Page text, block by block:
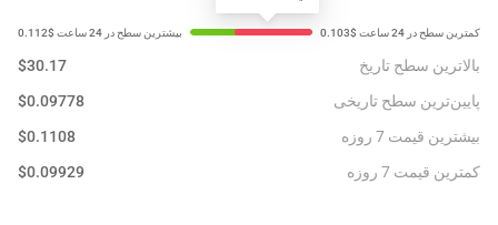
بالاترین سطح تاریخ $30.17
پایین‌ترین سطح تاریخی
$0.09778
بیشترین قیمت 7 روزه
$0.1108
کمترین قیمت 7 روزه
$0.09929